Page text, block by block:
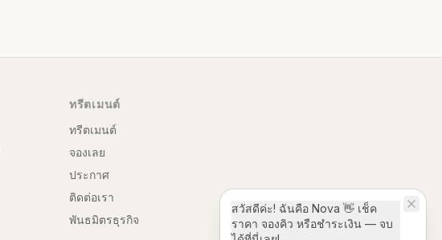
ทรีตเมนต์
ทรีตเมนต์
จองเลย
ประกาศ
ติดต่อเรา
พันธมิตรธุรกิจ
สวัสดีค่ะ! ฉันคือ Nova 👋 เช็ค
ราคา จองคิว หรือชำระเงิน — จบ